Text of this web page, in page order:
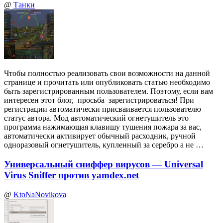
@ Танки
Чтобы полностью реализовать свои возможности на данной
странице и прочитать или опубликовать статью необходимо
быть зарегистрированным пользователем. Поэтому, если вам
интересен этот блог, просьба зарегистрироваться! При
регистрации автоматически присваивается пользователю
статус автора. Мод автоматический огнетушитель это
программа нажимающая клавишу тушения пожара за вас,
автоматически активирует обычный расходник, ручной
одноразовый огнетушитель, купленный за серебро а не …
Универсальный сниффер вирусов — Universal
Virus Sniffer против yamdex.net
@ KtoNaNovikova